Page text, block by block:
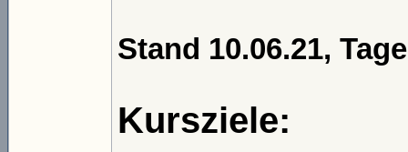
Stand 10.06.21,
Kursziele: